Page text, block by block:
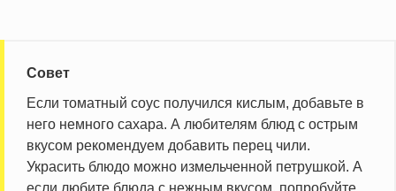
Совет
Если томатный соус получился кислым, добавьте в
него немного сахара. А любителям блюд с острым
вкусом рекомендуем добавить перец чили.
Украсить блюдо можно измельченной петрушкой. А
если любите блюда с нежным вкусом, попробуйте